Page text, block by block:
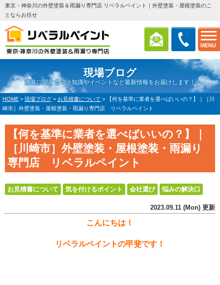
MENU
東京・神奈川の外壁塗装＆雨漏り専門店 リベラルペイント｜外壁塗装・屋根塗装のこ
とならお任せ
現場ブログ
塗装に関するマメ知識やイベントなど最新情報をお届けします！
HOME > 現場ブログ > お見積書について >
【何を基準に業者を選べばいいの？】｜［川
崎市］外壁塗装・屋根塗装・雨漏り専門店 リベラルペイント
【何を基準に業者を選べばいいの？】｜
［川崎市］外壁塗装・屋根塗装・雨漏り
専門店 リベラルペイント
お見積書について 気を付けるポイント 会社選び 悩みの解決口
2023.09.11 (Mon) 更新
こんにちは！
リベラルペイントの甲斐です！